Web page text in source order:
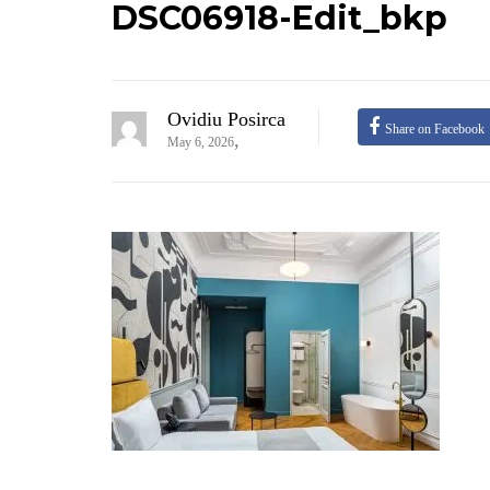
DSC06918-Edit_bkp
Ovidiu Posirca
May 6, 2026, Share on Facebook